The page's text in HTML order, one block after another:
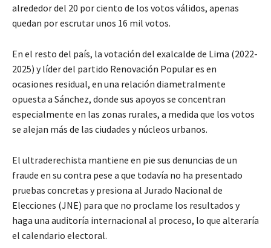
alrededor del 20 por ciento de los votos válidos, apenas
quedan por escrutar unos 16 mil votos.
En el resto del país, la votación del exalcalde de Lima (2022-
2025) y líder del partido Renovación Popular es en
ocasiones residual, en una relación diametralmente
opuesta a Sánchez, donde sus apoyos se concentran
especialmente en las zonas rurales, a medida que los votos
se alejan más de las ciudades y núcleos urbanos.
El ultraderechista mantiene en pie sus denuncias de un
fraude en su contra pese a que todavía no ha presentado
pruebas concretas y presiona al Jurado Nacional de
Elecciones (JNE) para que no proclame los resultados y
haga una auditoría internacional al proceso, lo que alteraría
el calendario electoral.